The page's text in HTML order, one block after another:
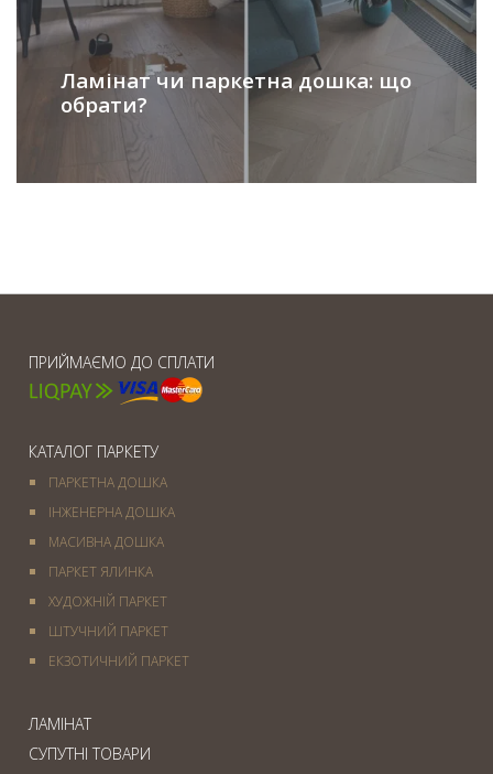
Ламінат чи паркетна дошка: що
обрати?
ПРИЙМАЄМО ДО СПЛАТИ
КАТАЛОГ ПАРКЕТУ
ПАРКЕТНА ДОШКА
ІНЖЕНЕРНА ДОШКА
МАСИВНА ДОШКА
ПАРКЕТ ЯЛИНКА
ХУДОЖНІЙ ПАРКЕТ
ШТУЧНИЙ ПАРКЕТ
ЕКЗОТИЧНИЙ ПАРКЕТ
ЛАМІНАТ
СУПУТНІ ТОВАРИ